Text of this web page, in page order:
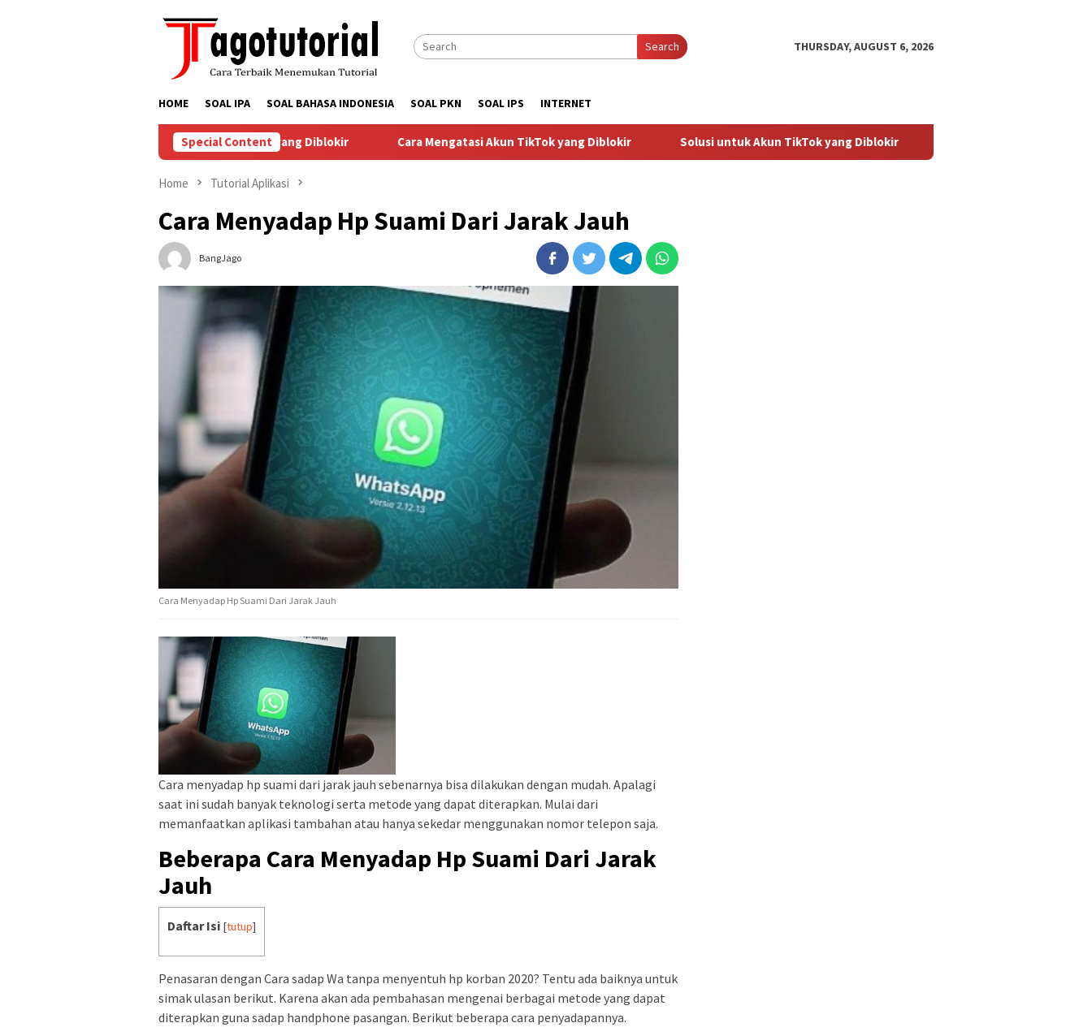
Search THURSDAY, AUGUST 6, 2026
HOME SOAL IPA SOAL BAHASA INDONESIA SOAL PKN SOAL IPS INTERNET
Special Content
Masalah Akun TikTok yang Diblokir Cara Mengatasi Akun TikTok yang Diblokir Solusi untuk Akun TikTok yang Diblokir Panduan untuk Mengaktifkan
Home Tutorial Aplikasi
Cara Menyadap Hp Suami Dari Jarak Jauh
BangJago
Cara Menyadap Hp Suami Dari Jarak Jauh
Cara menyadap hp suami dari jarak jauh sebenarnya bisa dilakukan dengan mudah. Apalagi
saat ini sudah banyak teknologi serta metode yang dapat diterapkan. Mulai dari
memanfaatkan aplikasi tambahan atau hanya sekedar menggunakan nomor telepon saja.
Beberapa Cara Menyadap Hp Suami Dari Jarak
Jauh
Daftar Isi [tutup]
Penasaran dengan Cara sadap Wa tanpa menyentuh hp korban 2020? Tentu ada baiknya untuk
simak ulasan berikut. Karena akan ada pembahasan mengenai berbagai metode yang dapat
diterapkan guna sadap handphone pasangan. Berikut beberapa cara penyadapannya.